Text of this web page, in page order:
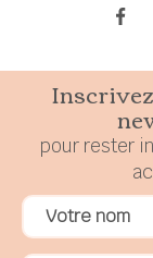
pour resterin